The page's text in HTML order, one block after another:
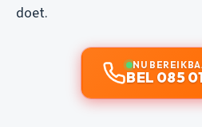
doet.
NU
BEL 085